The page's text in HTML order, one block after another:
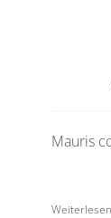
Mauris
Weiterlesen